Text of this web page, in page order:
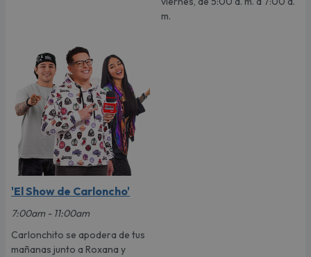
m.
'El Show de Carloncho'
7:00am - 11:00am
Carlonchito se apodera de tus
mañanas junto a Roxana y